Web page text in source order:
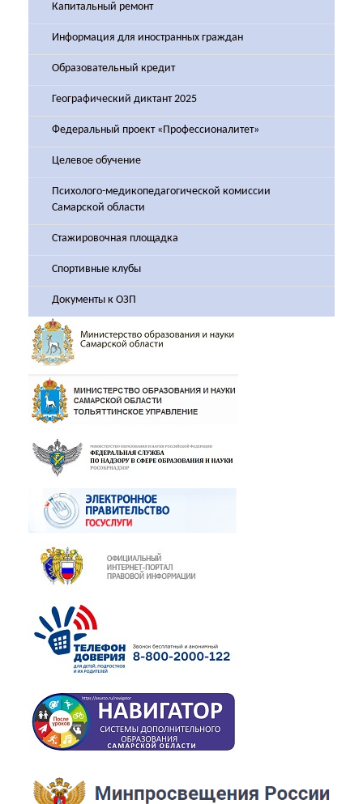
Капитальный ремонт
Информация для иностранных граждан
Образовательный кредит
Географический диктант 2025
Федеральный проект «Профессионалитет»
Целевое обучение
Психолого-медикопедагогической комиссии
Самарской области
Стажировочная площадка
Спортивные клубы
Документы к ОЗП